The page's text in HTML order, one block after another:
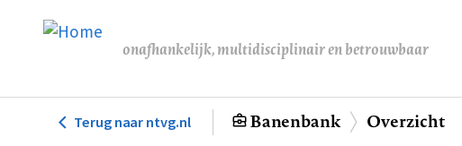
de
onafhankelijk, multidisciplinair en betrouwbaar
Hoofdnavigatie
Terug naar ntvg.nl Banenbank Overzicht